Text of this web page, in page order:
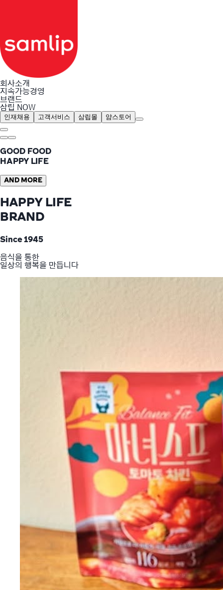
회사소개
지속가능경영
브랜드
삼립 NOW
인재채용 고객서비스 삼립몰 얌스토어
GOOD FOOD
HAPPY LIFE
AND MORE
HAPPY LIFE
BRAND
Since 1945
음식을 통한
일상의 행복을 만듭니다